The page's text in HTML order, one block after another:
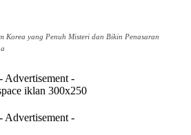
Korea yang Penuh Misteri dan Bikin Penasaran
- Advertisement -
- Advertisement -